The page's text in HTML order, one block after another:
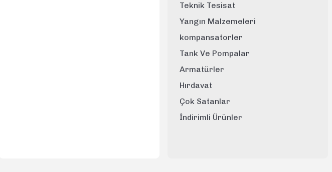
Teknik Tesisat
Yangın Malzemeleri
kompansatorler
Tank Ve Pompalar
Armatürler
Hırdavat
Çok Satanlar
İndirimli Ürünler